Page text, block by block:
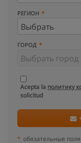
РЕГИОН
ГОРОД
Acepta la политику
solicitud
* обязательные поля